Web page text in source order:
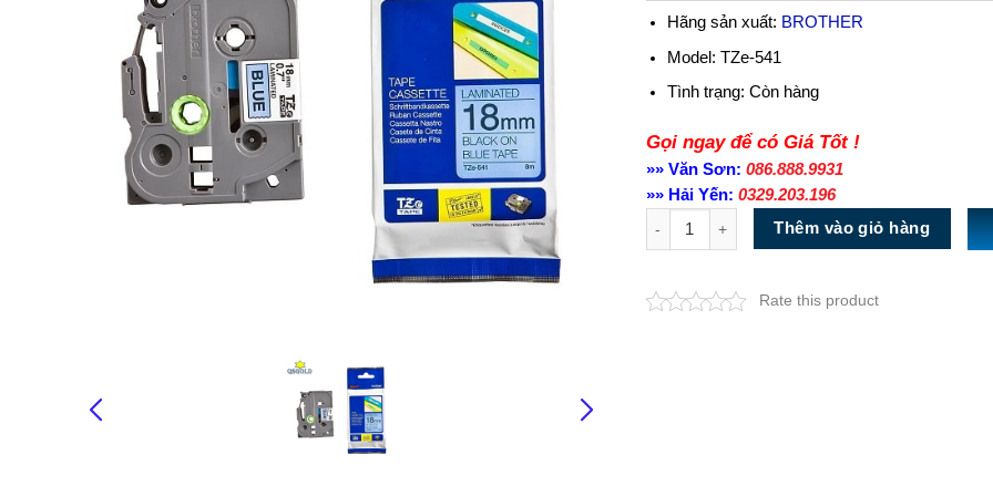
Hãng sản xuất: BROTHER
Model: TZe-541
Tình trạng:Còn hàng
Gọi ngay để có Giá Tốt !
»» Văn Sơn: 086.888.9931
»» Hải Yến: 0329.203.196
Số lượng
Thêm vào giỏ hàng
Rate this product